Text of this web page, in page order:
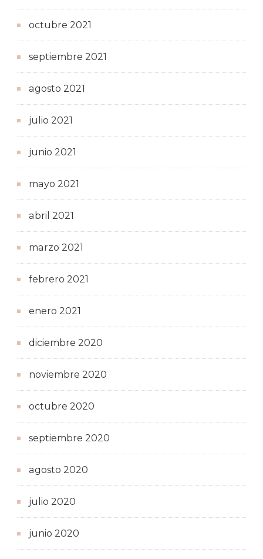
octubre 2021
septiembre 2021
agosto 2021
julio 2021
junio 2021
mayo 2021
abril 2021
marzo 2021
febrero 2021
enero 2021
diciembre 2020
noviembre 2020
octubre 2020
septiembre 2020
agosto 2020
julio 2020
junio 2020